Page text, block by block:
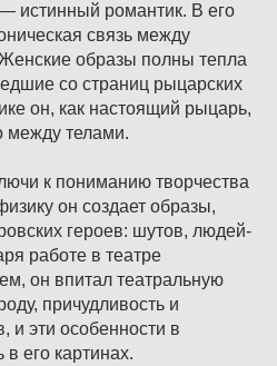
истинный романтик. В его
связь между
образы полны тепла
со страниц рыцарских
он, как настоящий рыцарь,
между телами.
к пониманию творчества
он создает образы,
героев: шутов, людей-
работе в театре
он впитал театральную
причудливость и
и эти особенности в
его картинах.